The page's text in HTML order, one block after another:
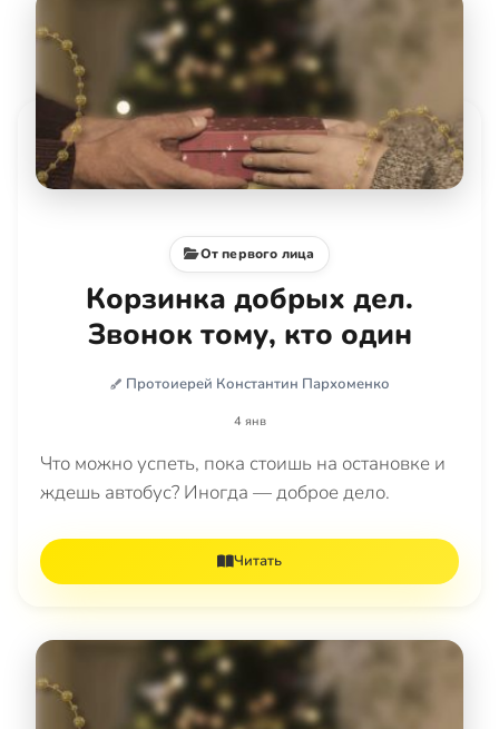
От первого лица
Корзинка добрых дел.
Звонок тому, кто один
Протоиерей Константин Пархоменко
4 янв
Что можно успеть, пока стоишь на остановке и
ждешь автобус? Иногда — доброе дело.
Читать